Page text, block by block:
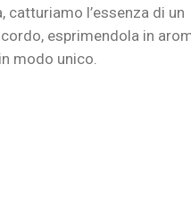
catturiamo l’essenza di un
esprimendola in
modo unico.